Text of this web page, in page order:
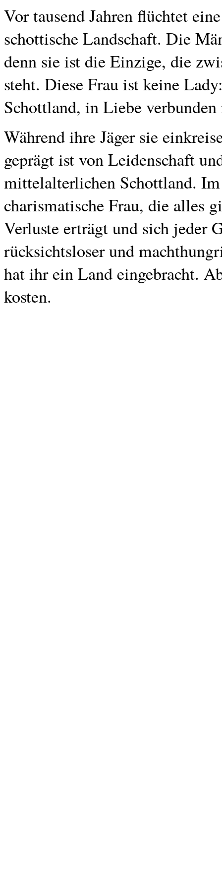
Vor tausend Jahren flüchtet
schottische Landschaft. Die
denn sie ist die Einzige, die
steht. Diese Frau ist keine
Schottland, in Liebe
Während ihre Jäger sie
geprägt ist von Leidenschaft
mittelalterlichen Schottland.
charismatische Frau, die alles
Verluste erträgt und sich jeder
rücksichtsloser und
hat ihr ein Land eingebracht.
kosten.